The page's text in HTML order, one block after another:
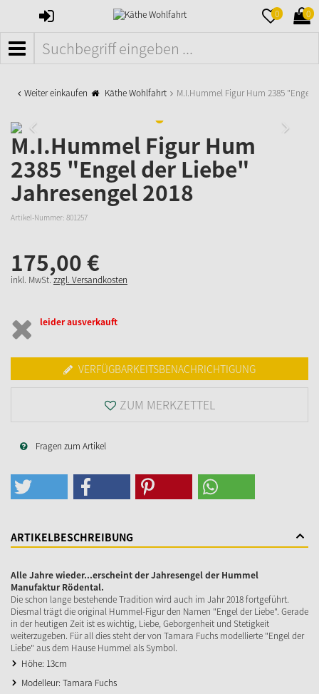
ANMELDEN 0 0
MENÜ
Weiter einkaufen Käthe Wohlfahrt M.I.Hummel Figur Hum 2385 "Engel
M.I.Hummel Figur Hum
2385 "Engel der Liebe"
Jahresengel 2018
Artikel-Nummer: 801257
175,00€
inkl. MwSt.zzgl. Versandkosten
leider ausverkauft
VERFÜGBARKEITSBENACHRICHTIGUNG
ZUM MERKZETTEL
Fragen zum Artikel
ARTIKELBESCHREIBUNG
Alle Jahre wieder...erscheint der Jahresengel der Hummel
Manufaktur Rödental.
Die schon lange bestehende Tradition wird auch im Jahr 2018 fortgeführt.
Diesmal trägt die original Hummel-Figur den Namen "Engel der Liebe". Gerade
in der heutigen Zeit ist es wichtig, Liebe, Geborgenheit und Stetigkeit
weiterzugeben. Für all dies steht der von Tamara Fuchs modellierte "Engel der
Liebe" aus dem Hause Hummel als Symbol.
Höhe: 13cm
Modelleur: Tamara Fuchs